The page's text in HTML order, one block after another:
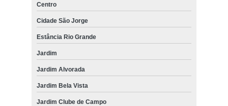
Centro
Cidade São Jorge
Estância Rio Grande
Jardim
Jardim Alvorada
Jardim Bela Vista
Jardim Clube de Campo